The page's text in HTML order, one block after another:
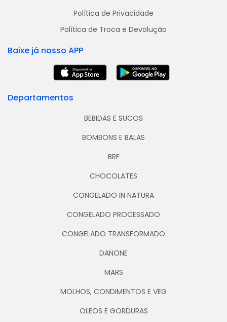
Política de Privacidade
Política de Troca e Devolução
Baixe já nosso APP
Departamentos
BEBIDAS E SUCOS
BOMBONS E BALAS
BRF
CHOCOLATES
CONGELADO IN NATURA
CONGELADO PROCESSADO
CONGELADO TRANSFORMADO
DANONE
MARS
MOLHOS, CONDIMENTOS E VEG
OLEOS E GORDURAS